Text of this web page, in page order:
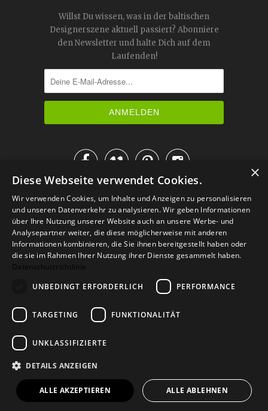
Willst Du wissen, was in der baltischen
Designerszene aktuell passiert? Abonniere
den Newsletter und halte Dich auf dem
Laufenden!

IM KATALOG BLÄTTERN
Versand Zahlarten
Retoure
Widerrufsformular
© 2026Baltic Design Shop. Baltic Design Shop
×
Diese Webseite verwendet Cookies.
Wir verwenden Cookies, um Inhalte und Anzeigen zu personalisieren
und unseren Datenverkehr zu analysieren. Wir geben Informationen
über Ihre Nutzung unserer Website auch an unsere Werbe- und
Analysepartner weiter, die diese möglicherweise mit anderen
Informationen kombinieren, die Sie ihnen bereitgestellt haben oder
die sie im Rahmen Ihrer Nutzung ihrer Dienste gesammelt haben.
Datenschutzrichtlinie
UNBEDINGT ERFORDERLICH
PERFORMANCE
TARGETING FUNKTIONALITÄT
UNKLASSIFIZIERTE
DETAILS ANZEIGEN
ALLE AKZEPTIEREN ALLE ABLEHNEN